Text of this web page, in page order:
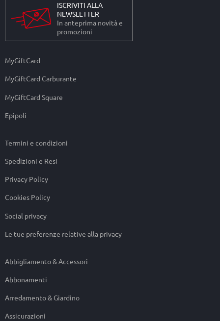
ISCRIVITI ALLA
NEWSLETTER
In anteprima novità e
promozioni
MyGiftCard
MyGiftCard Carburante
MyGiftCard Square
Epipoli
Termini e condizioni
Spedizioni e Resi
Privacy Policy
Cookies Policy
Social privacy
Le tue preferenze relative alla privacy
Abbigliamento & Accessori
Abbonamenti
Arredamento & Giardino
Assicurazioni